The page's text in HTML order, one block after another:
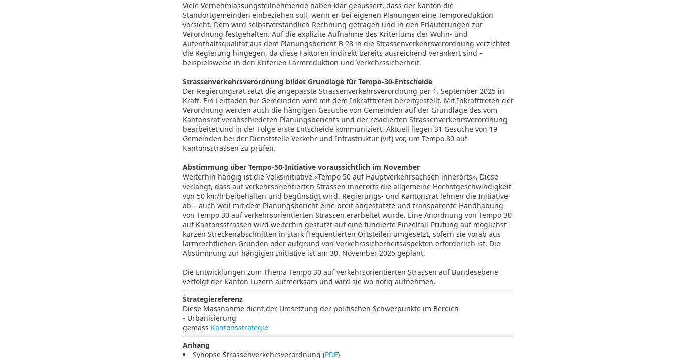
Viele Vernehmlassungsteilnehmende haben klar geäussert, dass der Kanton die
Standortgemeinden einbeziehen soll, wenn er bei eigenen Planungen eine Temporeduktion
vorsieht. Dem wird selbstverständlich Rechnung getragen und in den Erläuterungen zur
Verordnung festgehalten. Auf die explizite Aufnahme des Kriteriums der Wohn- und
Aufenthaltsqualität aus dem Planungsbericht B 28 in die Strassenverkehrsverordnung verzichtet
die Regierung hingegen, da diese Faktoren indirekt bereits ausreichend verankert sind –
beispielsweise in den Kriterien Lärmreduktion und Verkehrssicherheit.
Strassenverkehrsverordnung bildet Grundlage für Tempo-30-Entscheide
Der Regierungsrat setzt die angepasste Strassenverkehrsverordnung per 1. September 2025 in
Kraft. Ein Leitfaden für Gemeinden wird mit dem Inkrafttreten bereitgestellt. Mit Inkrafttreten der
Verordnung werden auch die hängigen Gesuche von Gemeinden auf der Grundlage des vom
Kantonsrat verabschiedeten Planungsberichts und der revidierten Strassenverkehrsverordnung
bearbeitet und in der Folge erste Entscheide kommuniziert. Aktuell liegen 31 Gesuche von 19
Gemeinden bei der Dienststelle Verkehr und Infrastruktur (vif) vor, um Tempo 30 auf
Kantonsstrassen zu prüfen.
Abstimmung über Tempo-50-Initiative voraussichtlich im November
Weiterhin hängig ist die Volksinitiative «Tempo 50 auf Hauptverkehrsachsen innerorts». Diese
verlangt, dass auf verkehrsorientierten Strassen innerorts die allgemeine Höchstgeschwindigkeit
von 50 km/h beibehalten und begünstigt wird. Regierungs- und Kantonsrat lehnen die Initiative
ab – auch weil mit dem Planungsbericht eine breit abgestützte und transparente Handhabung
von Tempo 30 auf verkehrsorientierten Strassen erarbeitet wurde. Eine Anordnung von Tempo 30
auf Kantonsstrassen wird weiterhin gestützt auf eine fundierte Einzelfall-Prüfung auf möglichst
kurzen Streckenabschnitten in stark frequentierten Ortsteilen umgesetzt, sofern sie vorab aus
lärmrechtlichen Gründen oder aufgrund von Verkehrssicherheitsaspekten erforderlich ist. Die
Abstimmung zur hängigen Initiative ist am 30. November 2025 geplant.
Die Entwicklungen zum Thema Tempo 30 auf verkehrsorientierten Strassen auf Bundesebene
verfolgt der Kanton Luzern aufmerksam und wird sie wo nötig aufnehmen.
Strategiereferenz
Diese Massnahme dient der Umsetzung der politischen Schwerpunkte im Bereich
- Urbanisierung
gemäss Kantonsstrategie
Anhang
Synopse Strassenverkehrsverordnung (PDF)